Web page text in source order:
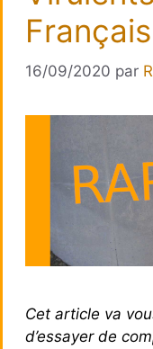
Français
16/09/2020 par
Cet article va
d’essayer de